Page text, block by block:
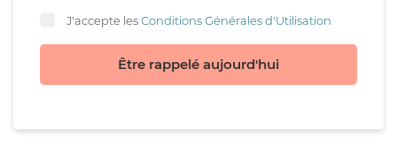
J'accepte lesConditions Générales d'Utilisation
Être rappelé aujourd'hui